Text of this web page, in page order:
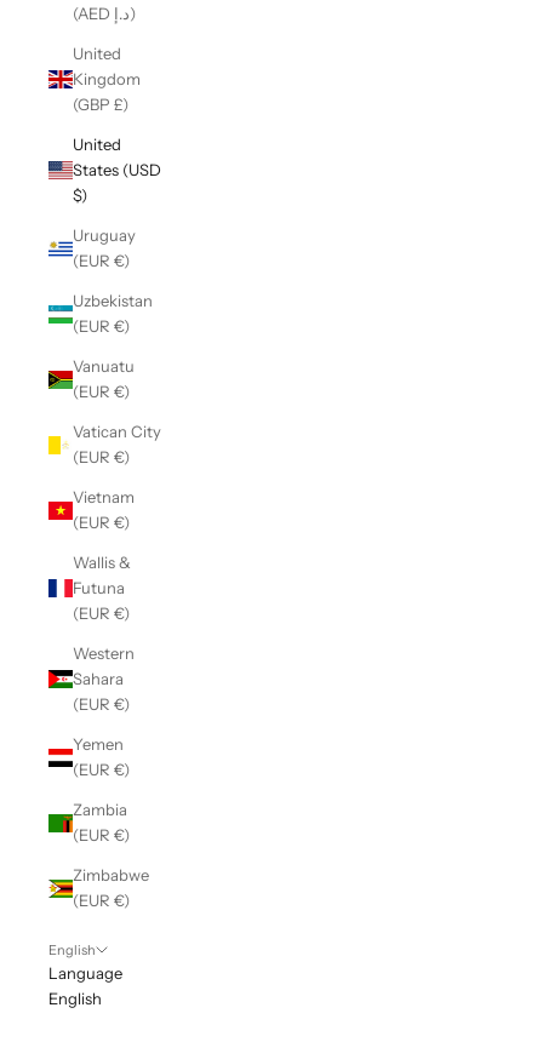
(AED د.إ)
United
Kingdom
(GBP £)
United
States (USD
$)
Uruguay
(EUR €)
Uzbekistan
(EUR €)
Vanuatu
(EUR €)
Vatican City
(EUR €)
Vietnam
(EUR €)
Wallis &
Futuna
(EUR €)
Western
Sahara
(EUR €)
Yemen
(EUR €)
Zambia
(EUR €)
Zimbabwe
(EUR €)
English
Language
English